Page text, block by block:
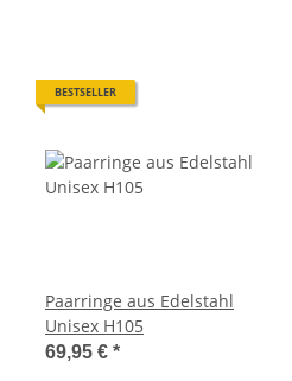
BESTSELLER
Paarringe aus Edelstahl
Unisex H105
69,95 € *